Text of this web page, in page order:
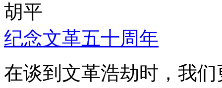
胡平
纪念文革五十周年
在谈到文革浩劫时，我